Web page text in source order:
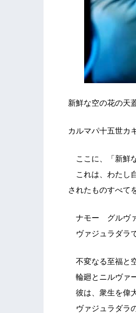
新鮮な空の花の天
カルマパ十五世カ
ここに、「新鮮
これは、わたし
されたものすべて
ナモー グルヴ
ヴァジュラダラ
不変なる至福と
輪廻とニルヴァ
彼は、衆生を偉
ヴァジュラダラ